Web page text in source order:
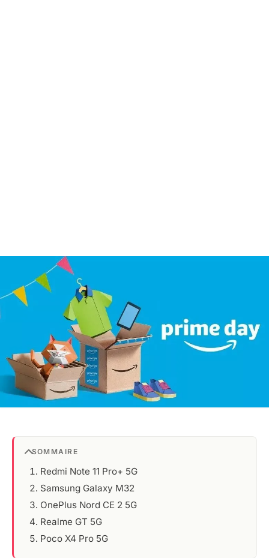
SOMMAIRE
Redmi Note 11 Pro+ 5G
Samsung Galaxy M32
OnePlus Nord CE 2 5G
Realme GT 5G
Poco X4 Pro 5G